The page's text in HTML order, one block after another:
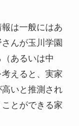
は一般にはあ
んが玉川学園
あるいは中
えると、実家
いと推測され
とができる家